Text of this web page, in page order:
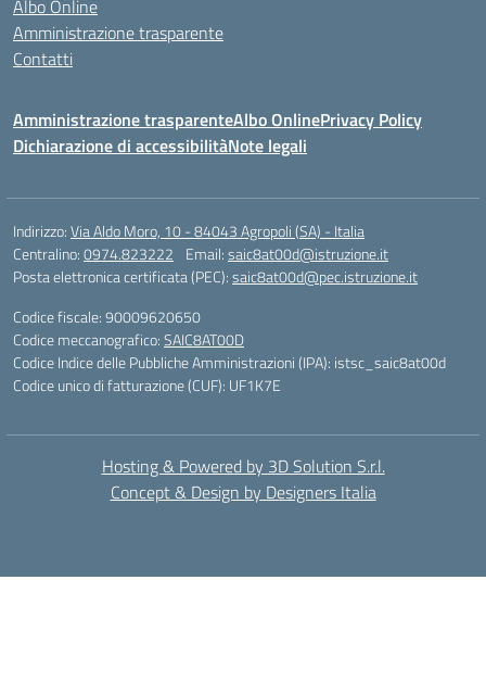
Albo Online
Amministrazione trasparente
Contatti
Amministrazione trasparenteAlbo OnlinePrivacy Policy
Dichiarazione di accessibilitàNote legali
Indirizzo:Via Aldo Moro, 10 - 84043 Agropoli (SA) - Italia
Centralino:0974.823222 Email:saic8at00d@istruzione.it
Posta elettronica certificata (PEC):saic8at00d@pec.istruzione.it
Codice fiscale: 90009620650
Codice meccanografico:SAIC8AT00D
Codice Indice delle Pubbliche Amministrazioni (IPA): istsc_saic8at00d
Codice unico di fatturazione (CUF): UF1K7E
Hosting & Powered by 3D Solution S.r.l.
Concept & Design by Designers Italia